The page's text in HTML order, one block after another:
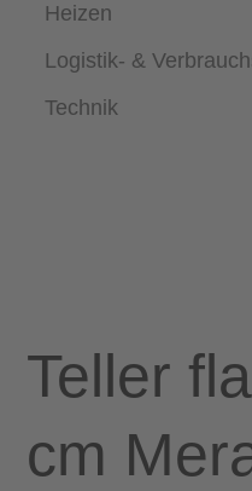
Heizen
Logistik- &
Technik
Teller
cm